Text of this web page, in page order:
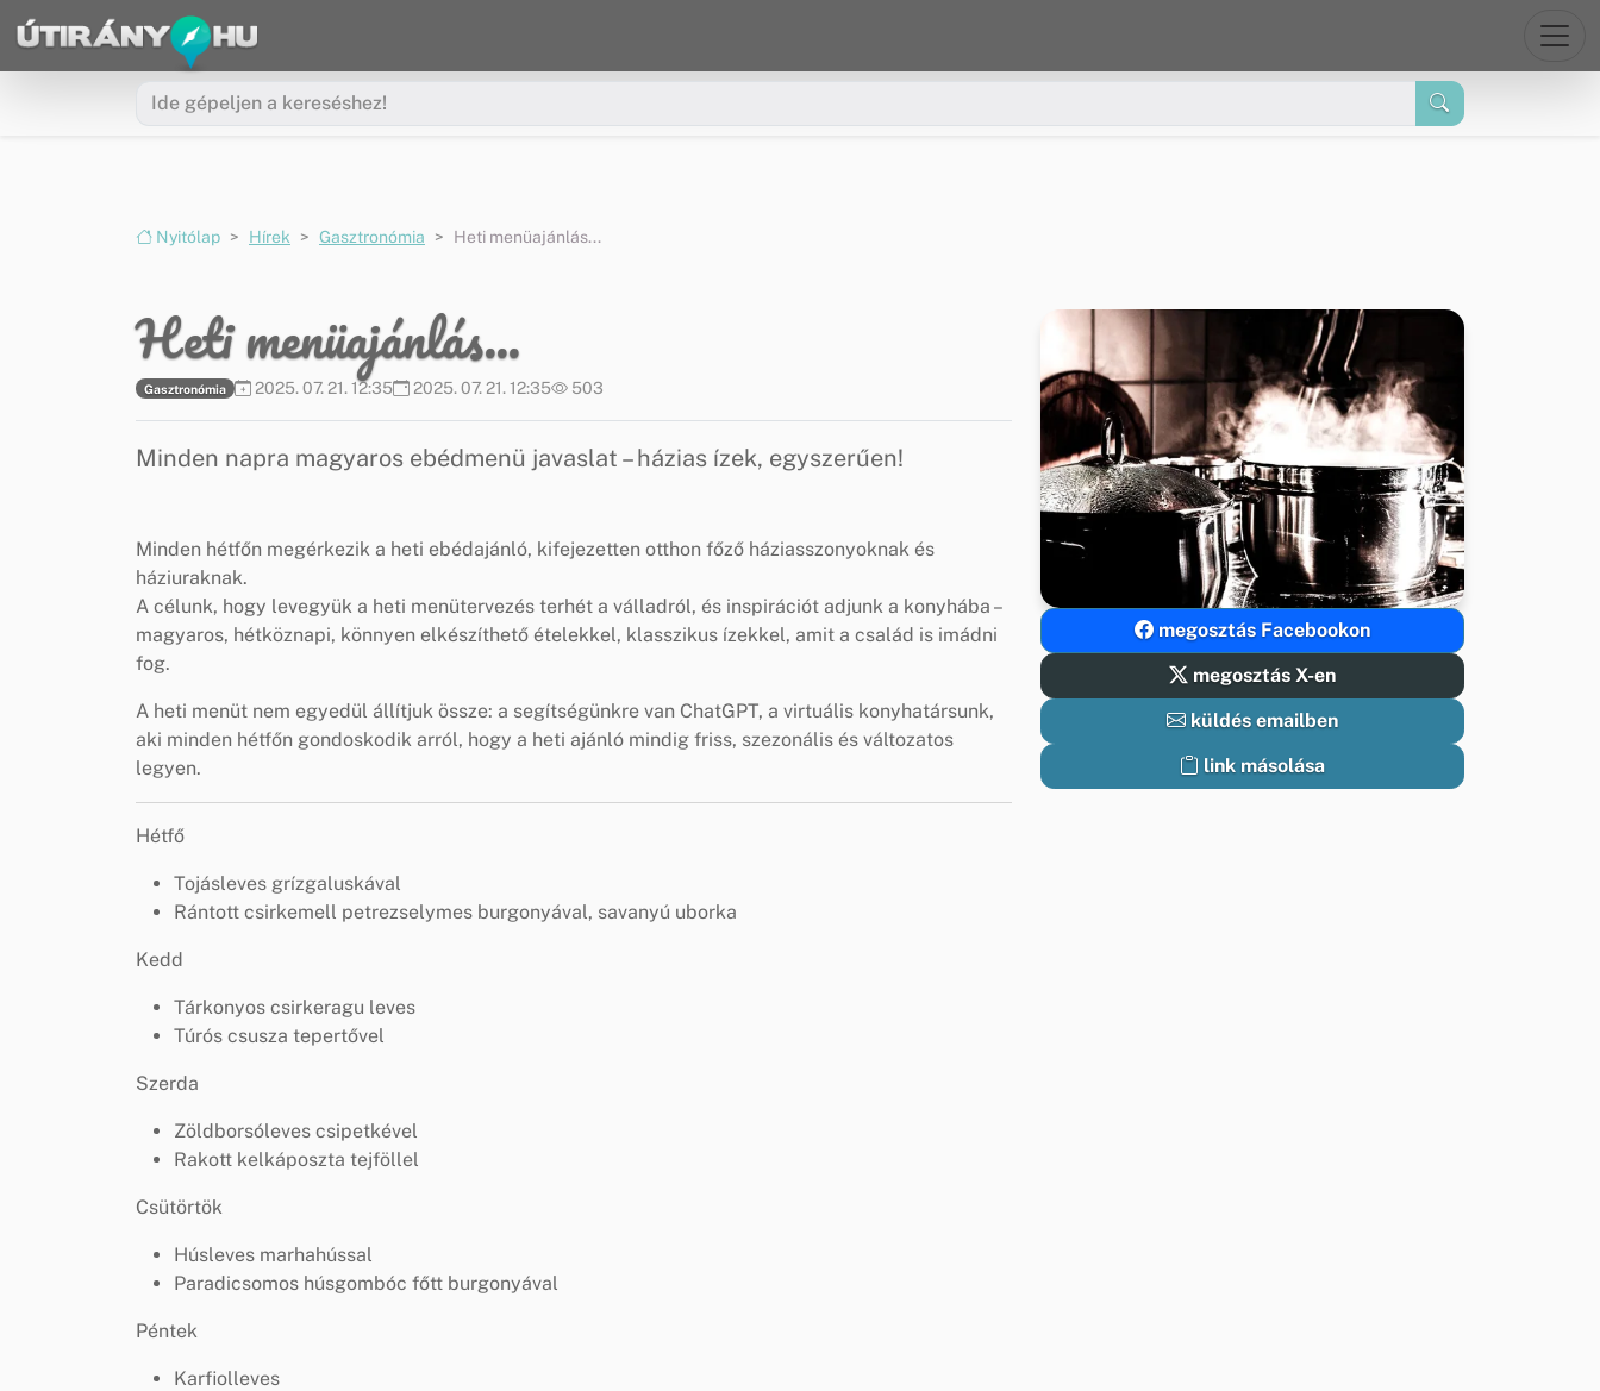
Ugrás a menüre
Ugrás a tartalomra
Nyitólap Hírek Gasztronómia Heti menüajánlás...
Heti menüajánlás...
Gasztronómia 2025. 07. 21. 12:35 2025. 07. 21. 12:35 503
Minden napra magyaros ebédmenü javaslat – házias ízek, egyszerűen!
Minden hétfőn megérkezik a heti ebédajánló, kifejezetten otthon főző háziasszonyoknak és
háziuraknak.
A célunk, hogy levegyük a heti menütervezés terhét a válladról, és inspirációt adjunk a konyhába –
magyaros, hétköznapi, könnyen elkészíthető ételekkel, klasszikus ízekkel, amit a család is imádni
fog.
A heti menüt nem egyedül állítjuk össze: a segítségünkre van ChatGPT, a virtuális konyhatársunk,
aki minden hétfőn gondoskodik arról, hogy a heti ajánló mindig friss, szezonális és változatos
legyen.
Hétfő
Tojásleves grízgaluskával
Rántott csirkemell petrezselymes burgonyával, savanyú uborka
Kedd
Tárkonyos csirkeragu leves
Túrós csusza tepertővel
Szerda
Zöldborsóleves csipetkével
Rakott kelkáposzta tejföllel
Csütörtök
Húsleves marhahússal
Paradicsomos húsgombóc főtt burgonyával
Péntek
Karfiolleves
megosztás Facebookon
megosztás X-en
küldés emailben
link másolása